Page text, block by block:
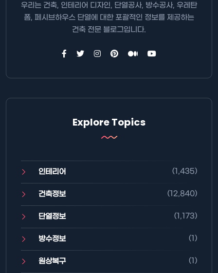
우리는 건축, 인테리어 디자인, 단열공사, 방수공사, 우레탄
폼, 페시브하우스 단열에 대한 포괄적인 정보를 제공하는
건축 전문 블로그입니다.
Explore Topics
인테리어 (1,435)
건축정보 (12,840)
단열정보 (1,173)
방수정보 (1)
원상복구 (1)